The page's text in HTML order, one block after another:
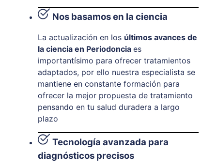
Nos basamos en la ciencia
La actualización en los últimos avances de
la ciencia en Periodoncia es
importantísimo para ofrecer tratamientos
adaptados, por ello nuestra especialista se
mantiene en constante formación para
ofrecer la mejor propuesta de tratamiento
pensando en tu salud duradera a largo
plazo
Tecnología avanzada para
diagnósticos precisos